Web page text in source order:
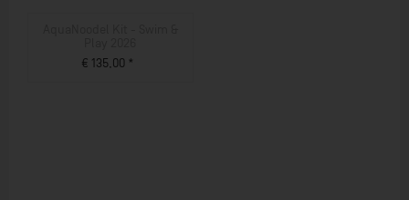
€ 135,00 *